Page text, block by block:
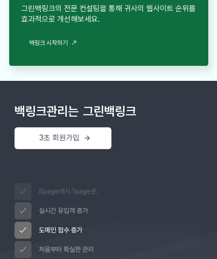
그린백링크의 전문 컨설팅을 통해 귀사의 웹사이트 순위를
효과적으로 개선해보세요.
백링크 시작하기
백링크관리는 그린백링크
3초 회원가입
8page에서 1page로.
실시간 유입객 증가
도메인 점수 증가
처음부터 확실한 관리